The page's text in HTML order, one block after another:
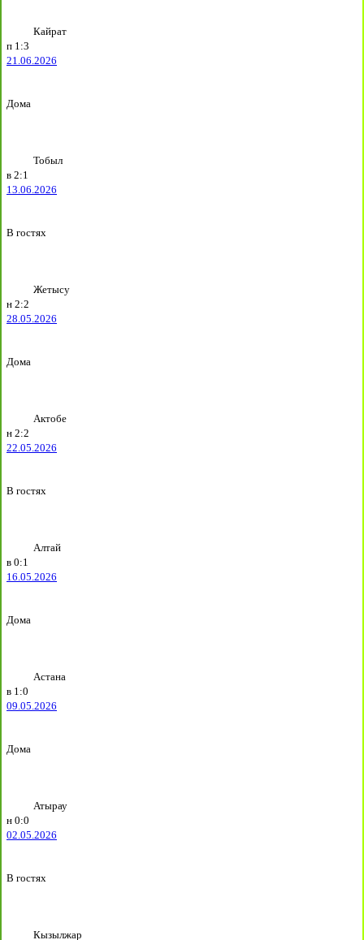
Кайрат
п 1:3
21.06.2026
Дома
Тобыл
в 2:1
13.06.2026
В гостях
Жетысу
н 2:2
28.05.2026
Дома
Актобе
н 2:2
22.05.2026
В гостях
Алтай
в 0:1
16.05.2026
Дома
Астана
в 1:0
09.05.2026
Дома
Атырау
н 0:0
02.05.2026
В гостях
Кызылжар